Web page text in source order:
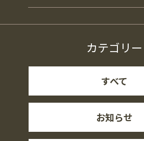
カテゴリー
すべて
お知らせ